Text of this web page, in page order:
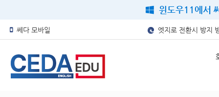
윈도우11에서
쎄다 모바일 엣지로 전환시 방지